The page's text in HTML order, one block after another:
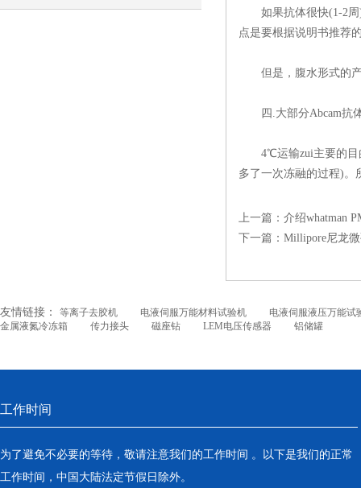
如果抗体很快(1-2周)
点是要根据说明书推荐
但是，腹水形式的产
四.大部分Abcam抗体
4℃运输zui主要的目的
多了一次冻融的过程)。
上一篇： 介绍whatman
下一篇： Millipore尼龙微
友情链接： 等离子去胶机 电液伺服万能材料试验机
电液伺服液压万能试
金属液氮冷冻箱
传力接头 磁座钻 LEM电压传感器 铝储罐
工作时间
为了避免不必要的等待，敬请注意我们的工作时间 。以下是我们的正常
工作时间，中国大陆法定节假日除外。